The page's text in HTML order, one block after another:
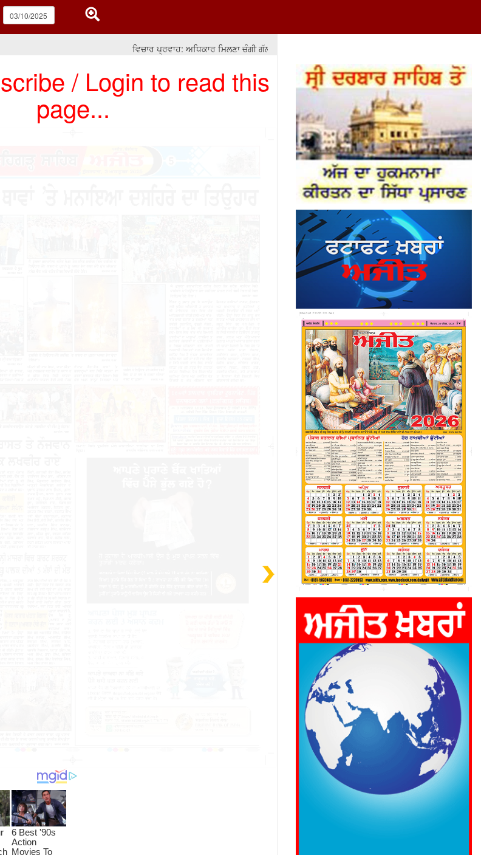
ਵਿਚਾਰ ਪ੍ਰਵਾਹ: ਅਧਿਕਾਰ ਮਿਲਣਾ ਚੰਗੀ ਗੱਲ ਹੈ ਪਰ ਇਹ ਵੀ ਜ਼ਰੂਰੀ ਹੈ ਕਿ ਅਧਿਕਾਰਾਂ ਦੀ ਦੁਰਵਰਤੋਂ ਨਾ ਕੀਤੀ ਜਾਵੇ।
/ Login to read this
page...